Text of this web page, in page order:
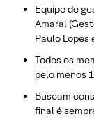
Equipe de
Amaral
Paulo Lopes
Todos os
pelo menos
Buscam
final é